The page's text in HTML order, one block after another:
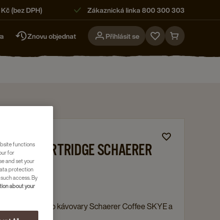
(bez DPH) Zákaznická linka 800 300 303
Znovu objednat Přihlásit se
Go
to
Go
to
CARTRIDGE SCHAERER
- 1 KS
55118117
cartridge pro kávovary Schaerer Coffee SKYE a
functions
for
and set your
protection
access. By
about your